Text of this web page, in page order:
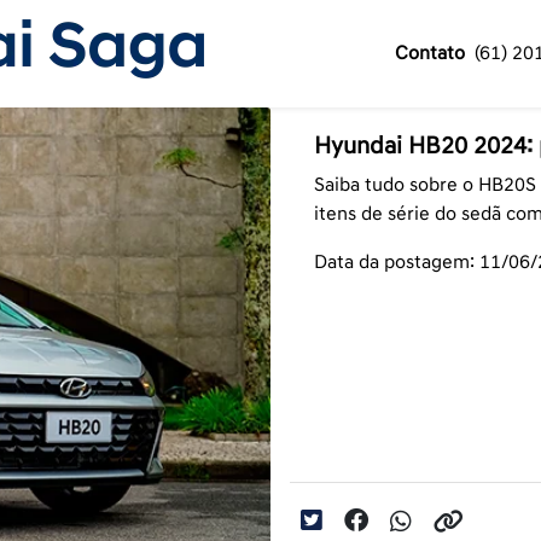
Contato (61)
Hyundai HB20
Saiba tudo sobre o
itens de série do sedã
Data da postagem: 11/